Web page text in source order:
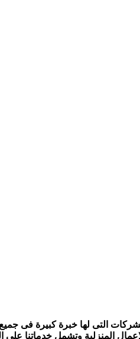
التى لها خبرة كبيرة فى
المنزلية وتشمل خدماتنا على